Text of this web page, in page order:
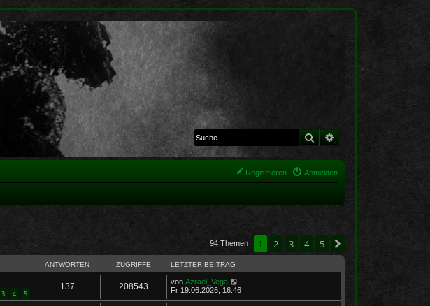
Suche Erweiterte Suche
Anmelden
Registrieren
94 Themen 1 2 3 4 5
ANTWORTEN ZUGRIFFE LETZTER BEITRAG
3 4 5
137 208543 von Azrael_Vega
Fr 19.06.2026, 16:46